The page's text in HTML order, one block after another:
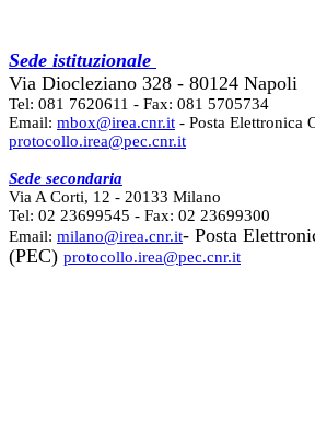
Sede istituzionale
Via Diocleziano 328 - 80124 Napoli
Tel: 081 7620611 - Fax: 081 5705734
Email: mbox@irea.cnr.it - Posta Elettronica
protocollo.irea@pec.cnr.it
Sede secondaria
Via A Corti, 12 - 20133 Milano
Tel: 02 23699545 - Fax: 02 23699300
Email: milano@irea.cnr.it- Posta
(PEC) protocollo.irea@pec.cnr.it